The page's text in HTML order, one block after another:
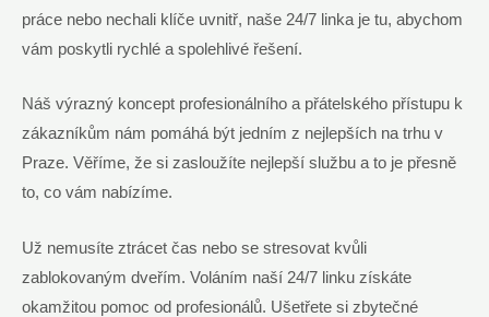
práce nebo nechali klíče uvnitř, naše 24/7 linka je tu, abychom
vám poskytli rychlé a spolehlivé řešení.
Náš výrazný koncept profesionálního a přátelského přístupu k
zákazníkům nám pomáhá být jedním z nejlepších na trhu v
Praze. Věříme, že si zasloužíte nejlepší službu a to je přesně
to, co vám nabízíme.
Už nemusíte ztrácet čas nebo se stresovat kvůli
zablokovaným dveřím. Voláním naší 24/7 linku získáte
okamžitou pomoc od profesionálů. Ušetřete si zbytečné